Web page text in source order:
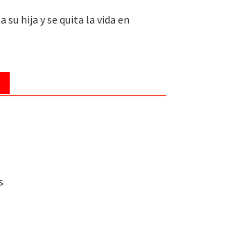
su hija y se quita la vida en